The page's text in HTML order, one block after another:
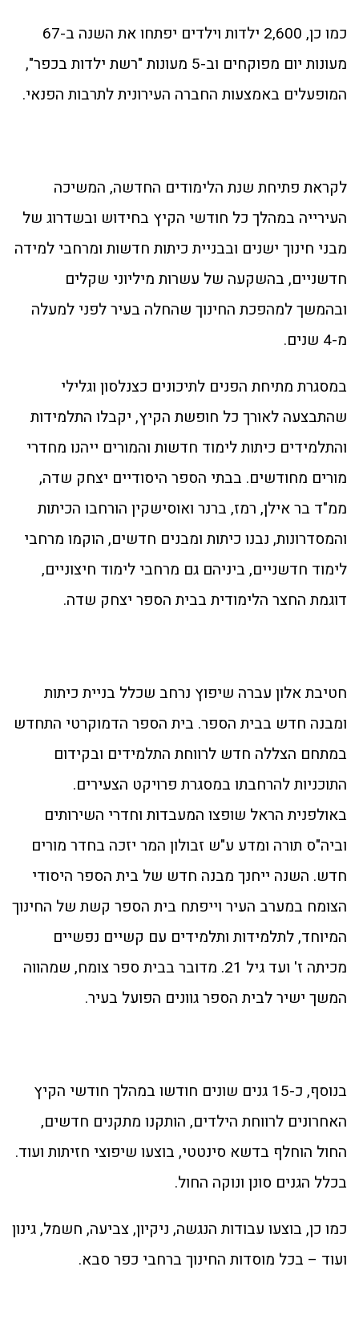
כמו כן, 2,600 ילדות וילדים יפתחו את השנה ב-67
מעונות יום מפוקחים וב-5 מעונות "רשת ילדות בכפר",
המופעלים באמצעות החברה העירונית לתרבות הפנאי.
לקראת פתיחת שנת הלימודים החדשה, המשיכה
העירייה במהלך כל חודשי הקיץ בחידוש ובשדרוג של
מבני חינוך ישנים ובבניית כיתות חדשות ומרחבי למידה
חדשניים, בהשקעה של עשרות מיליוני שקלים
ובהמשך למהפכת החינוך שהחלה בעיר לפני למעלה
מ-4 שנים.
במסגרת מתיחת הפנים לתיכונים כצנלסון וגלילי
שהתבצעה לאורך כל חופשת הקיץ, יקבלו התלמידות
והתלמידים כיתות לימוד חדשות והמורים ייהנו מחדרי
מורים מחודשים. בבתי הספר היסודיים יצחק שדה,
ממ"ד בר אילן, רמז, ברנר ואוסישקין הורחבו הכיתות
והמסדרונות, נבנו כיתות ומבנים חדשים, הוקמו מרחבי
לימוד חדשניים, ביניהם גם מרחבי לימוד חיצוניים,
דוגמת החצר הלימודית בבית הספר יצחק שדה.
חטיבת אלון עברה שיפוץ נרחב שכלל בניית כיתות
ומבנה חדש בבית הספר. בית הספר הדמוקרטי התחדש
במתחם הצללה חדש לרווחת התלמידים ובקידום
התוכניות להרחבתו במסגרת פרויקט הצעירים.
באולפנית הראל שופצו המעבדות וחדרי השירותים
וביה"ס תורה ומדע ע"ש זבולון המר יזכה בחדר מורים
חדש. השנה ייחנך מבנה חדש של בית הספר היסודי
הצומח במערב העיר וייפתח בית הספר קשת של החינוך
המיוחד, לתלמידות ותלמידים עם קשיים נפשיים
מכיתה ז' ועד גיל 21. מדובר בבית ספר צומח, שמהווה
המשך ישיר לבית הספר גוונים הפועל בעיר.
בנוסף, כ-15 גנים שונים חודשו במהלך חודשי הקיץ
האחרונים לרווחת הילדים, הותקנו מתקנים חדשים,
החול הוחלף בדשא סינטטי, בוצעו שיפוצי חזיתות ועוד.
בכלל הגנים סונן ונוקה החול.
כמו כן, בוצעו עבודות הנגשה, ניקיון, צביעה, חשמל, גינון
ועוד – בכל מוסדות החינוך ברחבי כפר סבא.